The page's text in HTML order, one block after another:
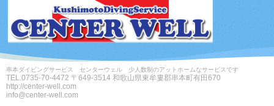
串本ダイビングサービス センターウェル 少人数制のアットホームなサービスです
TEL.0735-70-4472 〒649-3514 和歌山県東牟婁郡串本町有田670
http://center-well.com
info@center-well.com